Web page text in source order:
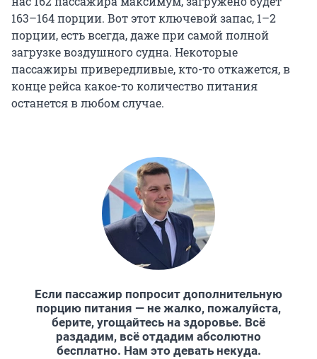
163–164 порции. Вот этот ключевой запас, 1–2
порции, есть всегда, даже при самой полной
загрузке воздушного судна. Некоторые
пассажиры привередливые, кто-то откажется, в
конце рейса какое-то количество питания
останется в любом случае.
Если пассажир попросит дополнительную
порцию питания — не жалко, пожалуйста,
берите, угощайтесь на здоровье. Всё
раздадим, всё отдадим абсолютно
бесплатно. Нам это девать некуда.